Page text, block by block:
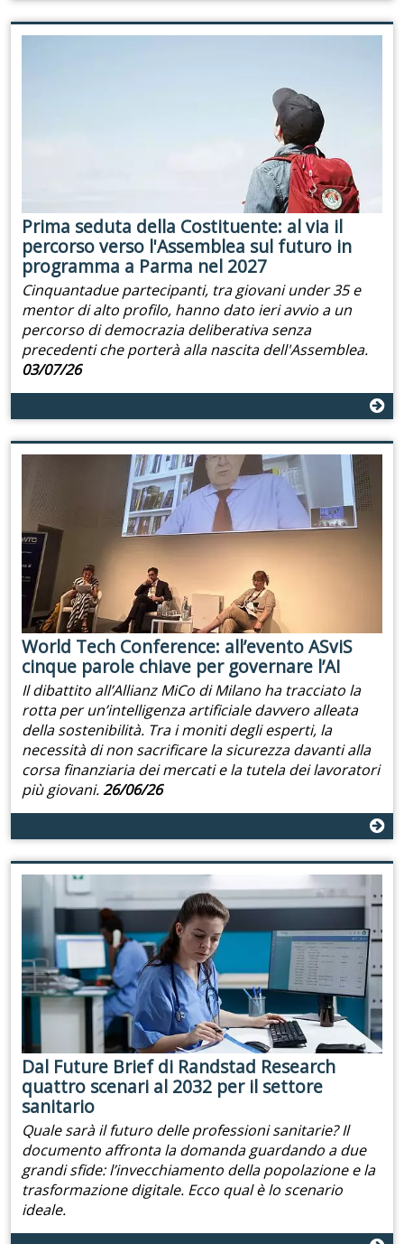
Prima seduta della Costituente: al via il
percorso verso l'Assemblea sul futuro in
programma a Parma nel 2027
Cinquantadue partecipanti, tra giovani under 35 e
mentor di alto profilo, hanno dato ieri avvio a un
percorso di democrazia deliberativa senza
precedenti che porterà alla nascita dell'Assemblea.
03/07/26
World Tech Conference: all’evento ASviS
cinque parole chiave per governare l’AI
Il dibattito all’Allianz MiCo di Milano ha tracciato la
rotta per un’intelligenza artificiale davvero alleata
della sostenibilità. Tra i moniti degli esperti, la
necessità di non sacrificare la sicurezza davanti alla
corsa finanziaria dei mercati e la tutela dei lavoratori
più giovani.26/06/26
Dal Future Brief di Randstad Research
quattro scenari al 2032 per il settore
sanitario
Quale sarà il futuro delle professioni sanitarie? Il
documento affronta la domanda guardando a due
grandi sfide: l’invecchiamento della popolazione e la
trasformazione digitale. Ecco qual è lo scenario
ideale.